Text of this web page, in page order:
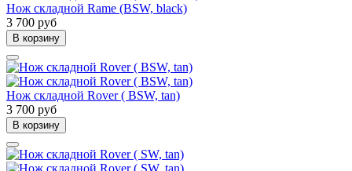
Нож складной Rame (BSW, black)
3 700 руб
В корзину
Нож складной Rover ( BSW, tan)
3 700 руб
В корзину